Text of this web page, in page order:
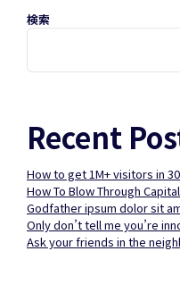
検索
Recent
How to get 1M+ visitors in
How To Blow Through
Godfather ipsum dolor sit
Only don’t tell me you’re
Ask your friends in the